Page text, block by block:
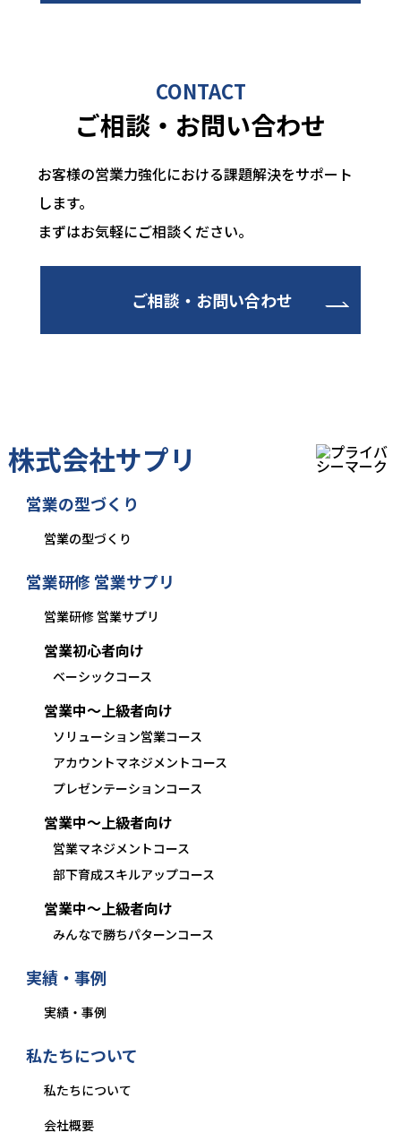
CONTACT
ご相談・お問い合わせ
お客様の営業力強化における課題解決をサポート
します。
まずはお気軽にご相談ください。
ご相談・お問い合わせ
株式会社サプリ
営業の型づくり
営業の型づくり
営業研修 営業サプリ
営業研修 営業サプリ
営業初心者向け
ベーシックコース
営業中〜上級者向け
ソリューション営業コース
アカウントマネジメントコース
プレゼンテーションコース
営業中〜上級者向け
営業マネジメントコース
部下育成スキルアップコース
営業中〜上級者向け
みんなで勝ちパターンコース
実績・事例
実績・事例
私たちについて
私たちについて
会社概要